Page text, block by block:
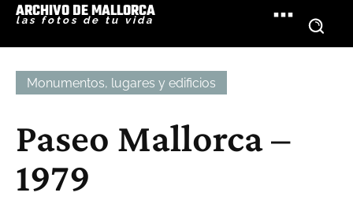
ARCHIVO DE MALLORCA
las fotos de tu vida
Monumentos, lugares y edificios
Paseo Mallorca –
1979